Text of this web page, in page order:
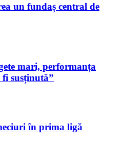
un fundaș central de
mari, performanța
susținută”
în prima ligă